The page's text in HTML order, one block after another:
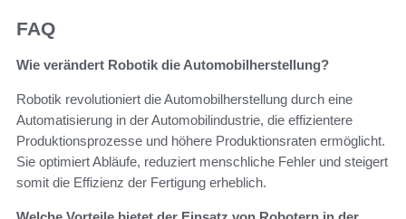
FAQ
Wie verändert Robotik die Automobilherstellung?
Robotik revolutioniert die Automobilherstellung durch eine
Automatisierung in der Automobilindustrie, die effizientere
Produktionsprozesse und höhere Produktionsraten ermöglicht.
Sie optimiert Abläufe, reduziert menschliche Fehler und steigert
somit die Effizienz der Fertigung erheblich.